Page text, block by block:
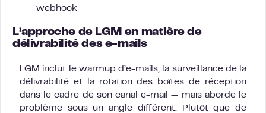
webhook
L’approche de LGM en matière de
délivrabilité des e-mails
LGM inclut le warmup d’e-mails, la surveillance de la
délivrabilité et la rotation des boîtes de réception
dans le cadre de son canal e-mail — mais aborde le
problème sous un angle différent. Plutôt que de